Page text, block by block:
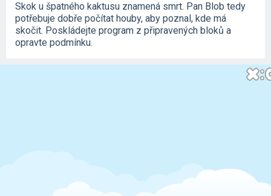
Skok u špatného kaktusu znamená smrt. Pan Blob tedy
potřebuje dobře počítat houby, aby poznal, kde má
skočit. Poskládejte program z připravených bloků a
opravte podmínku.